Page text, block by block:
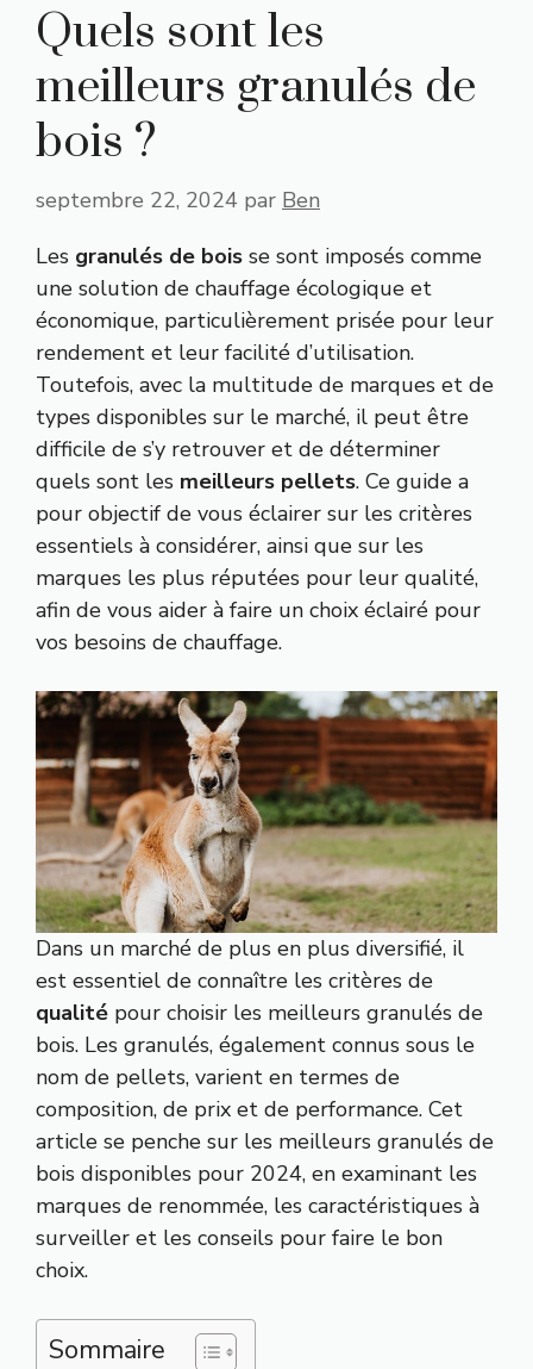
Quels sont les
meilleurs granulés de
bois ?
septembre 22, 2024 par Ben
Les granulés de bois se sont imposés comme
une solution de chauffage écologique et
économique, particulièrement prisée pour leur
rendement et leur facilité d’utilisation.
Toutefois, avec la multitude de marques et de
types disponibles sur le marché, il peut être
difficile de s’y retrouver et de déterminer
quels sont les meilleurs pellets. Ce guide a
pour objectif de vous éclairer sur les critères
essentiels à considérer, ainsi que sur les
marques les plus réputées pour leur qualité,
afin de vous aider à faire un choix éclairé pour
vos besoins de chauffage.
Dans un marché de plus en plus diversifié, il
est essentiel de connaître les critères de
qualité pour choisir les meilleurs granulés de
bois. Les granulés, également connus sous le
nom de pellets, varient en termes de
composition, de prix et de performance. Cet
article se penche sur les meilleurs granulés de
bois disponibles pour 2024, en examinant les
marques de renommée, les caractéristiques à
surveiller et les conseils pour faire le bon
choix.
Sommaire